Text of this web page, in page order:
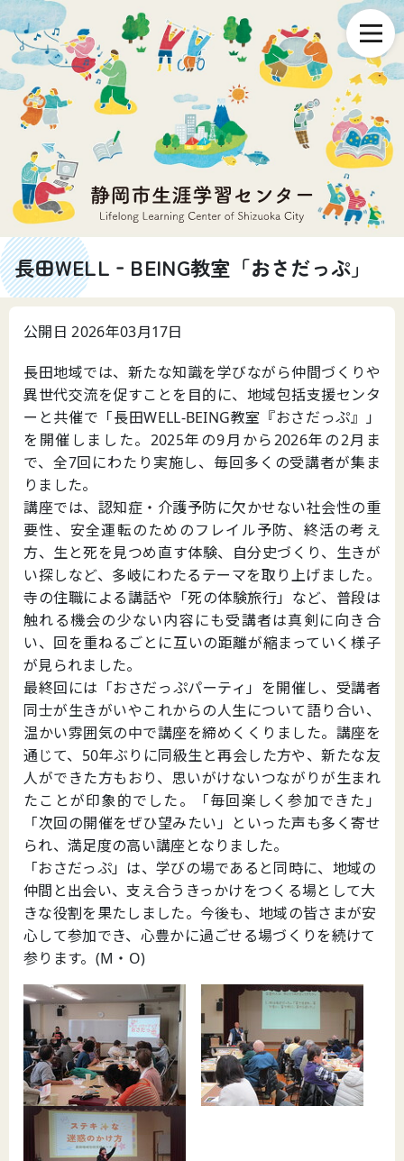
長田WELL‐BEING教室「おさだっぷ」
公開日 2026年03月17日
長田地域では、新たな知識を学びながら仲間づくりや
異世代交流を促すことを目的に、地域包括支援センタ
ーと共催で「長田WELL-BEING教室『おさだっぷ』」
を開催しました。2025年の9月から2026年の2月ま
で、全7回にわたり実施し、毎回多くの受講者が集ま
りました。
講座では、認知症・介護予防に欠かせない社会性の重
要性、安全運転のためのフレイル予防、終活の考え
方、生と死を見つめ直す体験、自分史づくり、生きが
い探しなど、多岐にわたるテーマを取り上げました。
寺の住職による講話や「死の体験旅行」など、普段は
触れる機会の少ない内容にも受講者は真剣に向き合
い、回を重ねるごとに互いの距離が縮まっていく様子
が見られました。
最終回には「おさだっぷパーティ」を開催し、受講者
同士が生きがいやこれからの人生について語り合い、
温かい雰囲気の中で講座を締めくくりました。講座を
通じて、50年ぶりに同級生と再会した方や、新たな友
人ができた方もおり、思いがけないつながりが生まれ
たことが印象的でした。「毎回楽しく参加できた」
「次回の開催をぜひ望みたい」といった声も多く寄せ
られ、満足度の高い講座となりました。
「おさだっぷ」は、学びの場であると同時に、地域の
仲間と出会い、支え合うきっかけをつくる場として大
きな役割を果たしました。今後も、地域の皆さまが安
心して参加でき、心豊かに過ごせる場づくりを続けて
参ります。(M・O)